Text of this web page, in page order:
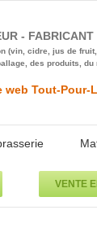
-
(vin, cidre, jus de fruit,
des produits,
web Tout-Pour-
VENTE